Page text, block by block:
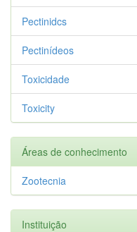
Pectinidcs
Pectinídeos
Toxicidade
Toxicity
Áreas de conhecimento
Zootecnia
Instituição